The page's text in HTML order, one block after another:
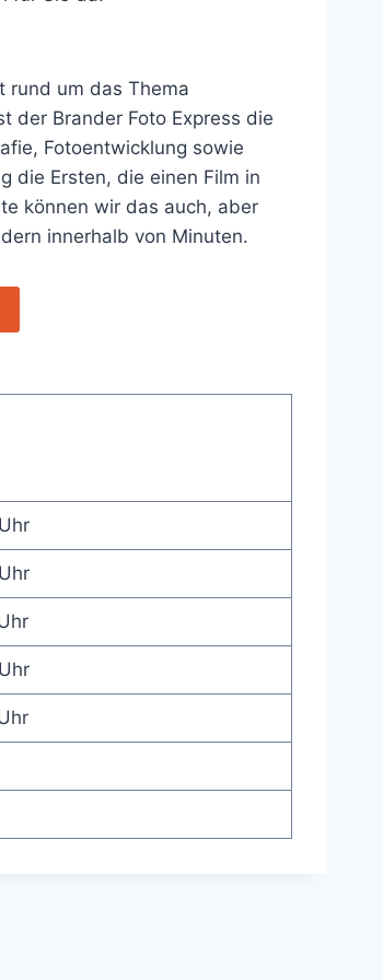
rund um das Thema
der Brander Foto Express die
Fotoentwicklung sowie
die Ersten, die einen Film in
können wir das auch, aber
innerhalb von Minuten.